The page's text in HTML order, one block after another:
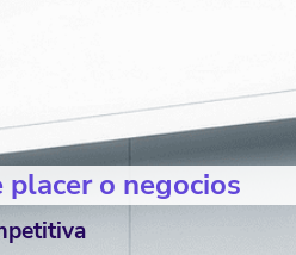
o negocios